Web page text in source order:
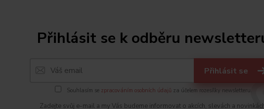
Přihlásit se k odběru
Přihlásit se
Souhlasím se zpracováním osobních údajů za účelem rozesílky newsletteru.
Zadejte svůj e-mail a my Vás budeme informovat o akcích, slevách a